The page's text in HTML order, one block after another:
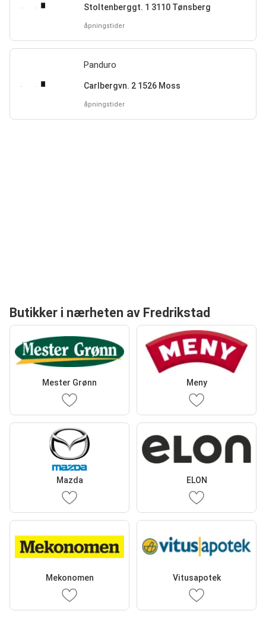
Stoltenberggt. 1 3110 Tønsberg
åpningstider
Panduro
Carlbergvn. 2 1526 Moss
åpningstider
Butikker i nærheten av Fredrikstad
Mester Grønn Meny
Mazda ELON
Mekonomen Vitusapotek